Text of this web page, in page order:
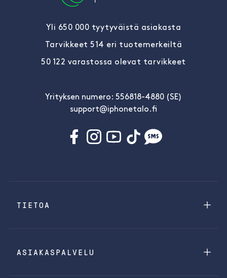
Yli 650 000 tyytyväistä asiakasta
Tarvikkeet 514 eri tuotemerkeiltä
50 122 varastossa olevat tarvikkeet
Yrityksen numero: 556818-4880 (SE)
support@iphonetalo.fi
TIETOA
ASIAKASPALVELU